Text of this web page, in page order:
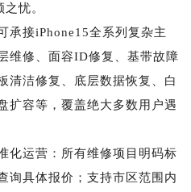
忧。
承接iPhone15全系列复杂主
维修、面容ID修复、基带故障
清洁修复、底层数据恢复、白
扩容等，覆盖绝大多数用户遇
化运营：所有维修项目明码标
询具体报价；支持市区范围内